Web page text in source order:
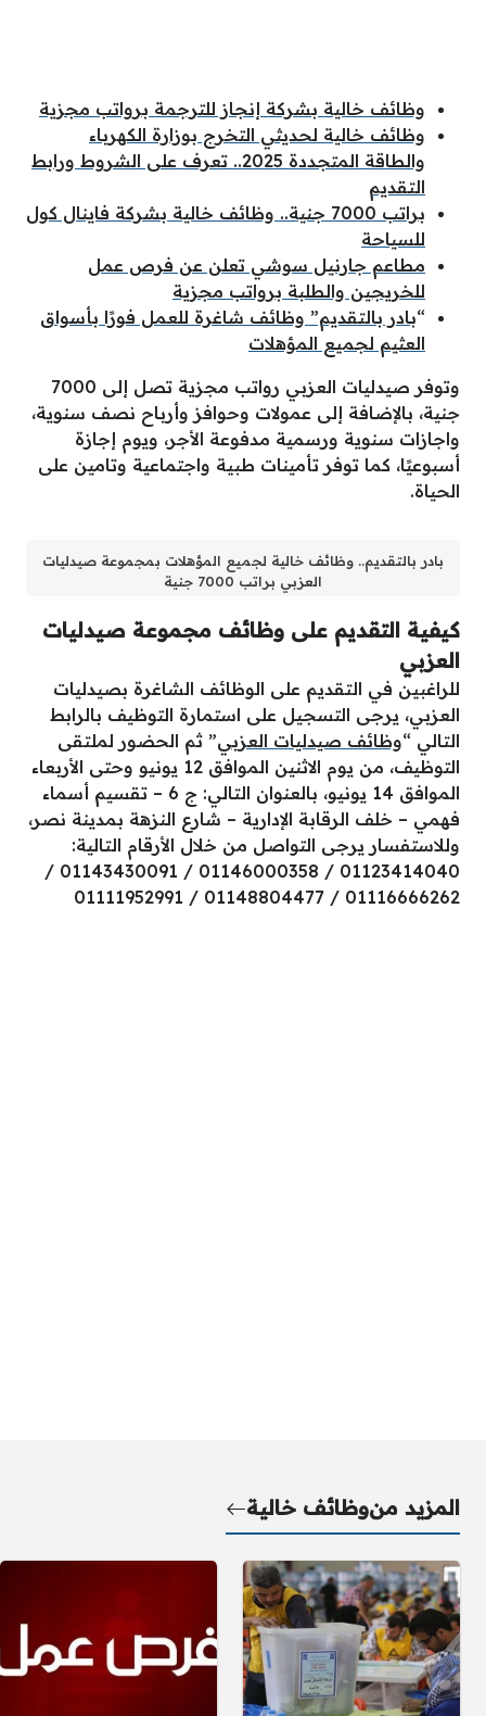
وظائف خالية بشركة إنجاز للترجمة برواتب مجزية
وظائف خالية لحديثي التخرج بوزارة الكهرباء
والطاقة المتجددة 2025.. تعرف على الشروط ورابط
التقديم
براتب 7000 جنية.. وظائف خالية بشركة فاينال كول
للسياحة
مطاعم جارنيل سوشي تعلن عن فرص عمل
للخريجين والطلبة برواتب مجزية
“بادر بالتقديم” وظائف شاغرة للعمل فورًا بأسواق
العثيم لجميع المؤهلات
وتوفر صيدليات العزبي رواتب مجزية تصل إلى 7000
جنية، بالإضافة إلى عمولات وحوافز وأرباح نصف سنوية،
واجازات سنوية ورسمية مدفوعة الأجر، ويوم إجازة
أسبوعيًا، كما توفر تأمينات طبية واجتماعية وتامين على
الحياة.
بادر بالتقديم.. وظائف خالية لجميع المؤهلات بمجموعة صيدليات
العزبي براتب 7000 جنية
كيفية التقديم على وظائف مجموعة صيدليات
العزبي
للراغبين في التقديم على الوظائف الشاغرة بصيدليات
العزبي، يرجى التسجيل على استمارة التوظيف بالرابط
التالي “وظائف صيدليات العزبي” ثم الحضور لملتقى
التوظيف، من يوم الاثنين الموافق 12 يونيو وحتى الأربعاء
الموافق 14 يونيو، بالعنوان التالي: ج 6 – تقسيم أسماء
فهمي – خلف الرقابة الإدارية – شارع النزهة بمدينة نصر،
وللاستفسار يرجى التواصل من خلال الأرقام التالية:
01123414040 / 01146000358 / 01143430091 /
01116666262 / 01148804477 / 01111952991
المزيد منوظائف خالية